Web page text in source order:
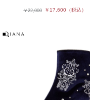
￥22,000 ￥17,600（税込）